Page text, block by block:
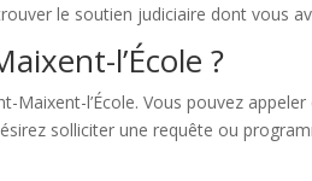
le soutien judiciaire dont vous
l’École ?
l’École. Vous pouvez
solliciter une requête ou